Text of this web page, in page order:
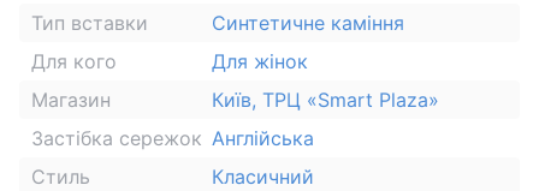
Тип вставки
Синтетичне каміння
Для кого
Для жінок
Магазин
Київ, ТРЦ «Smart Plaza»
Застібка сережок Англійська
Стиль
Класичний